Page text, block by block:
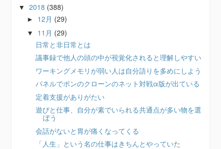
▼2018 (388)
► 12月 (29)
▼ 11月 (29)
日常と非日常とは
議事録で他人の頭の中が視覚化されると理解しやすい
ワーキングメモリが弱い人は自分語りを多めにしよう
パネルでポンのクローンのネット対戦α版が出ている
定着支援がありがたい
遊びと仕事、自分が素でいられる共通点が多い物を選
ぼう
会話がないと胃が痛くなってくる
「人生」という名の仕事はきちんとやっていた